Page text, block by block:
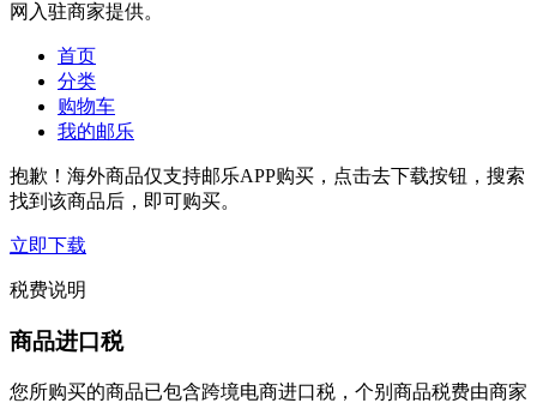
网入驻商家提供。
首页
分类
购物车
我的邮乐
抱歉！海外商品仅支持邮乐APP购买，点击去下载按钮，搜索
找到该商品后，即可购买。
立即下载
税费说明
商品进口税
您所购买的商品已包含跨境电商进口税，个别商品税费由商家